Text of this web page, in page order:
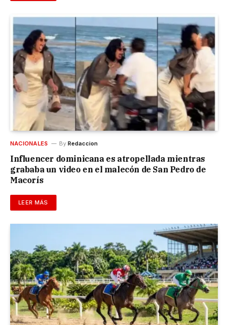
NACIONALES By Redaccion
Influencer dominicana es atropellada mientras
grababa un video en el malecón de San Pedro de
Macorís
LEER MÁS